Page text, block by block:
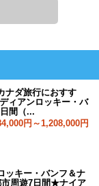
ナダ旅行におすす
ィアンロッキー・バ
間（...
円～1,208,000円
ッキー・バンフ＆ナ
周遊7日間★ナイア